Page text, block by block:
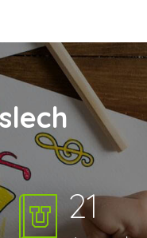
21